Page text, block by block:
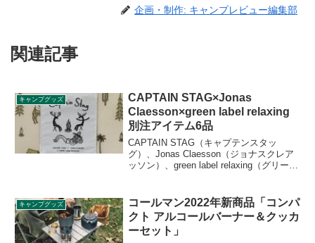
企画・制作: キャンプレビュー編集部
関連記事
キャンプグッズ
CAPTAIN STAG×Jonas
Claesson×green label relaxing
別注アイテム6品
CAPTAIN STAG（キャプテンスタッ
グ）、Jonas Claesson（ジョナスクレア
ッソン）、green label relaxing（グリーン
したモダンなデザインとなっています。
詳細をレビューします。
キャンプグッズ
コールマン2022年新商品「コンパ
クト アルコールバーナー＆クッカ
ーセット」